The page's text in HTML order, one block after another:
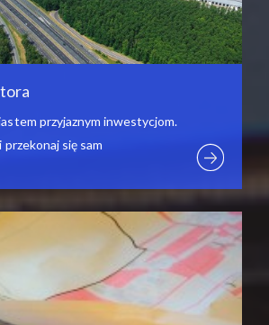
przyjaznym inwestycjom.
się sam